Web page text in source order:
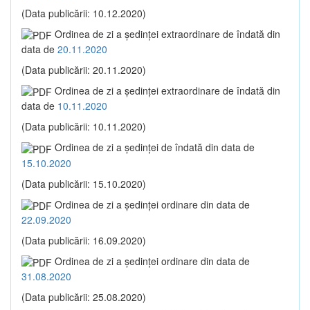
(Data publicării: 10.12.2020)
Ordinea de zi a şedinţei extraordinare de îndată din
data de 20.11.2020
(Data publicării: 20.11.2020)
Ordinea de zi a şedinţei extraordinare de îndată din
data de 10.11.2020
(Data publicării: 10.11.2020)
Ordinea de zi a şedinţei de îndată din data de
15.10.2020
(Data publicării: 15.10.2020)
Ordinea de zi a şedinţei ordinare din data de
22.09.2020
(Data publicării: 16.09.2020)
Ordinea de zi a şedinţei ordinare din data de
31.08.2020
(Data publicării: 25.08.2020)